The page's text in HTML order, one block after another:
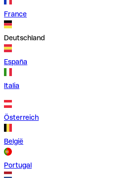
France
Deutschland
España
Italia
Österreich
België
Portugal